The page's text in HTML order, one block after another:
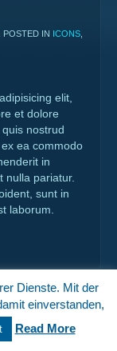
. POSTED IN ICONS
elit,
et dolore
nostrud
ea commodo
in
nulla pariatur.
sunt in
laborum.
Dienste. Mit der
einverstanden,
Read More